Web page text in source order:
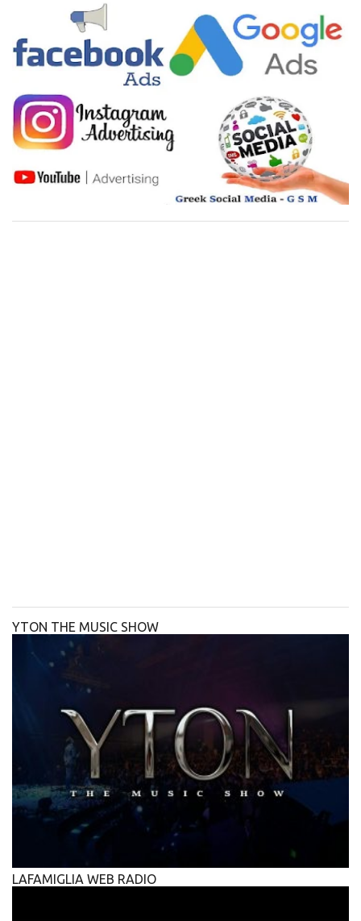
YTON THE MUSIC SHOW
LAFAMIGLIA WEB RADIO